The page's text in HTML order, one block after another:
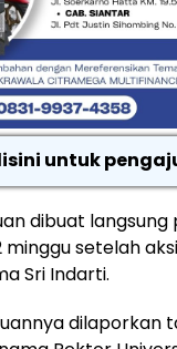
untuk
dibuat langsung
setelah
Sri Indarti.
dilaporkan